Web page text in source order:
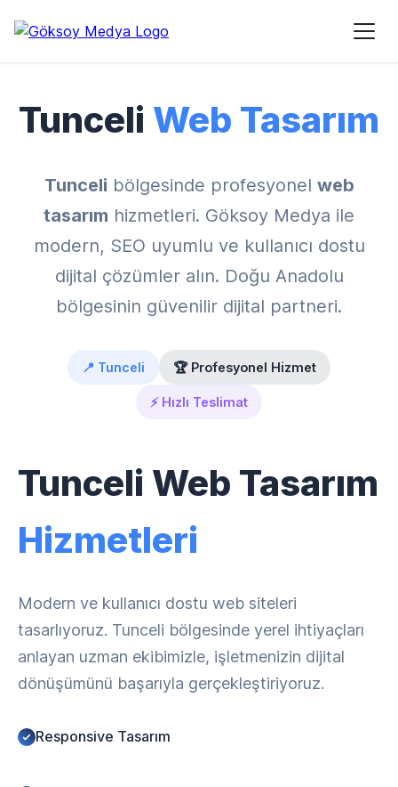
Tunceli Web Tasarım
Tunceli bölgesinde profesyonel web
tasarım hizmetleri. Göksoy Medya ile
modern, SEO uyumlu ve kullanıcı dostu
dijital çözümler alın. Doğu Anadolu
bölgesinin güvenilir dijital partneri.
📍 Tunceli 🏆 Profesyonel Hizmet
⚡ Hızlı Teslimat
Tunceli Web Tasarım
Hizmetleri
Modern ve kullanıcı dostu web siteleri
tasarlıyoruz. Tunceli bölgesinde yerel ihtiyaçları
anlayan uzman ekibimizle, işletmenizin dijital
dönüşümünü başarıyla gerçekleştiriyoruz.
Responsive Tasarım